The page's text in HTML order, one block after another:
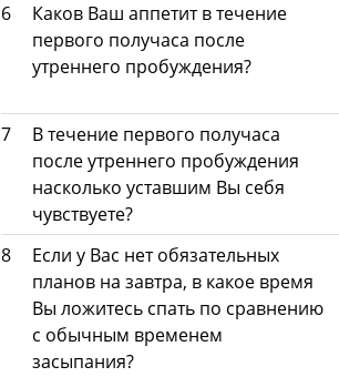
6
Каков Ваш аппетит в течение
первого получаса после
утреннего пробуждения?
7
В течение первого получаса
после утреннего пробуждения
насколько уставшим Вы себя
чувствуете?
8
Если у Вас нет обязательных
планов на завтра, в какое время
Вы ложитесь спать по сравнению
с обычным временем
засыпания?